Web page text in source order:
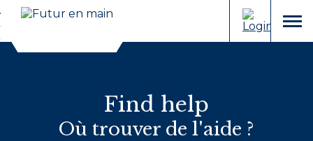
Aller
au
contenu
Aller
à
la
recherche
Find help
Où trouver de l'aide ?
Cookies management panel